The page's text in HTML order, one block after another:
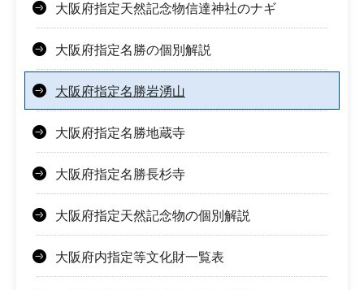
大阪府指定天然記念物信達神社のナギ
大阪府指定名勝の個別解説
大阪府指定名勝岩湧山
大阪府指定名勝地蔵寺
大阪府指定名勝長杉寺
大阪府指定天然記念物の個別解説
大阪府内指定等文化財一覧表